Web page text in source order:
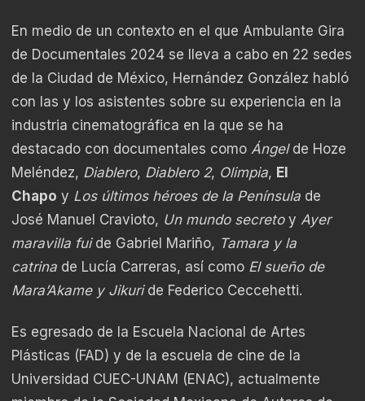
En medio de un contexto en el que Ambulante Gira
de Documentales 2024 se lleva a cabo en 22 sedes
de la Ciudad de México, Hernández González habló
con las y los asistentes sobre su experiencia en la
industria cinematográfica en la que se ha
destacado con documentales como Ángelde Hoze
Meléndez, Diablero, Diablero 2, Olimpia, El
Chapo y Los últimos héroes de la Península de
José Manuel Cravioto, Un mundo secretoy Ayer
maravilla fuide Gabriel Mariño, Tamara y la
catrina de Lucía Carreras, así como El sueño de
Mara’Akame y Jikuride Federico Ceccehetti.
Es egresado de la Escuela Nacional de Artes
Plásticas (FAD) y de la escuela de cine de la
Universidad CUEC-UNAM (ENAC), actualmente